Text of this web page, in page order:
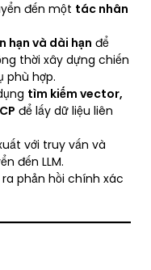
đến một tác nhân
hạn và dài hạn để
thời xây dựng chiến
phù hợp.
tìm kiếm vector,
để lấy dữ liệu liên
với truy vấn và
đến LLM.
phản hồi chính xác